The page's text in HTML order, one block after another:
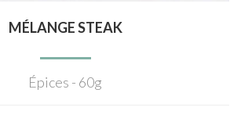
MÉLANGE STEAK
Épices - 60g